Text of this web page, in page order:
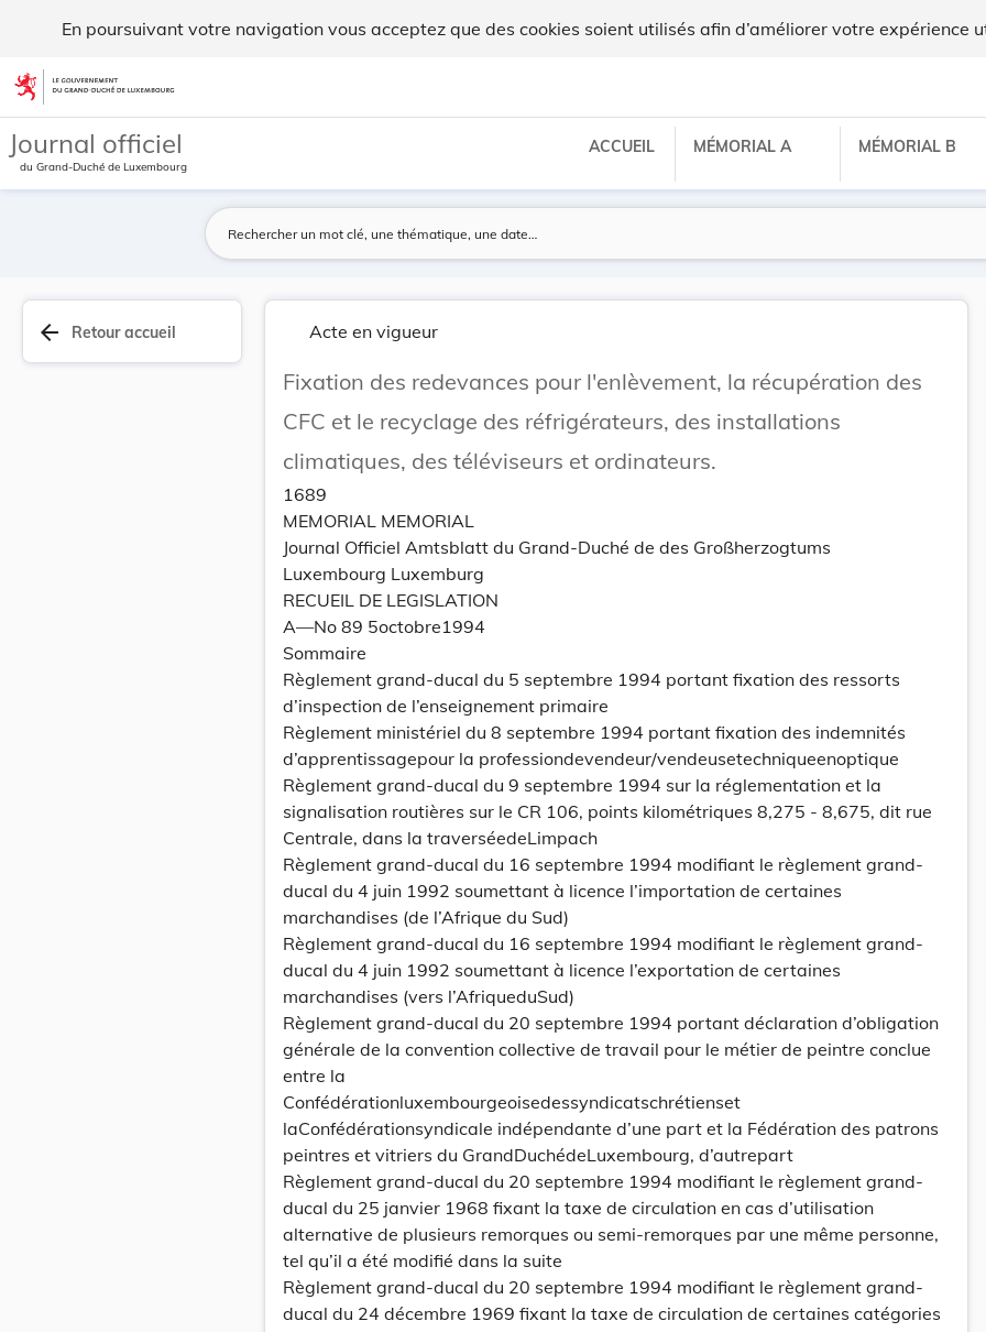
En poursuivant votre navigation vous acceptez que des cookies soient utilisés afin d’améliorer votre expérience
Aller au contenu
Journal officiel
du Grand-Duché de Luxembourg
ACCUEIL MÉMORIAL A MÉMORIAL B
arrow_back Retour accueil Acte en vigueur
Fixation des redevances pour l'enlèvement, la récupération des
CFC et le recyclage des réfrigérateurs, des installations
climatiques, des téléviseurs et ordinateurs.
1689
MEMORIAL MEMORIAL
Journal Officiel Amtsblatt du Grand-Duché de des Großherzogtums
Luxembourg Luxemburg
RECUEIL DE LEGISLATION
A—No 89 5octobre1994
Sommaire
Règlement grand-ducal du 5 septembre 1994 portant fixation des ressorts
d’inspection de l’enseignement primaire
Règlement ministériel du 8 septembre 1994 portant fixation des indemnités
d’apprentissagepour la professiondevendeur/vendeusetechniqueenoptique
Règlement grand-ducal du 9 septembre 1994 sur la réglementation et la
signalisation routières sur le CR 106, points kilométriques 8,275 - 8,675, dit rue
Centrale, dans la traverséedeLimpach
Règlement grand-ducal du 16 septembre 1994 modifiant le règlement grand-
ducal du 4 juin 1992 soumettant à licence l’importation de certaines
marchandises (de l’Afrique du Sud)
Règlement grand-ducal du 16 septembre 1994 modifiant le règlement grand-
ducal du 4 juin 1992 soumettant à licence l’exportation de certaines
marchandises (vers l’AfriqueduSud)
Règlement grand-ducal du 20 septembre 1994 portant déclaration d’obligation
générale de la convention collective de travail pour le métier de peintre conclue
entre la
Confédérationluxembourgeoisedessyndicatschrétienset
laConfédérationsyndicale indépendante d’une part et la Fédération des patrons
peintres et vitriers du GrandDuchédeLuxembourg, d’autrepart
Règlement grand-ducal du 20 septembre 1994 modifiant le règlement grand-
ducal du 25 janvier 1968 fixant la taxe de circulation en cas d’utilisation
alternative de plusieurs remorques ou semi-remorques par une même personne,
tel qu’il a été modifié dans la suite
Règlement grand-ducal du 20 septembre 1994 modifiant le règlement grand-
ducal du 24 décembre 1969 fixant la taxe de circulation de certaines catégories